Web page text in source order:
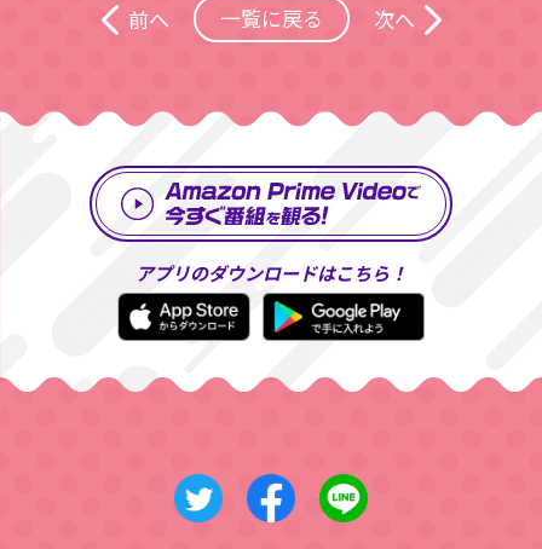
前へ 一覧に戻る 次へ
アプリのダウンロードはこちら！